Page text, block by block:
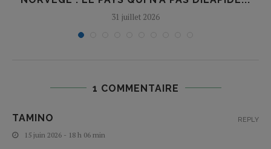
31 juillet 2026
1 COMMENTAIRE
TAMINO
15 juin 2026 - 18 h 06 min
REPLY